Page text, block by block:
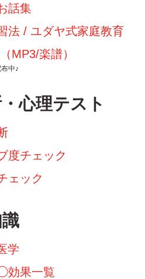
話集
法 / ユダヤ式家庭教育
MP3/楽譜）
中♪
心理テスト
度チェック
ェック
学
効果一覧